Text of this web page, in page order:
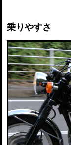
乗りやすさ